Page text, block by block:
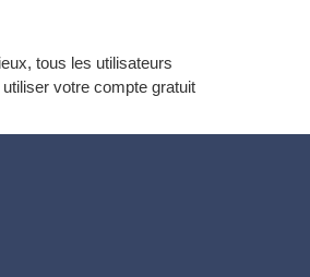
tous les utilisateurs
votre compte gratuit